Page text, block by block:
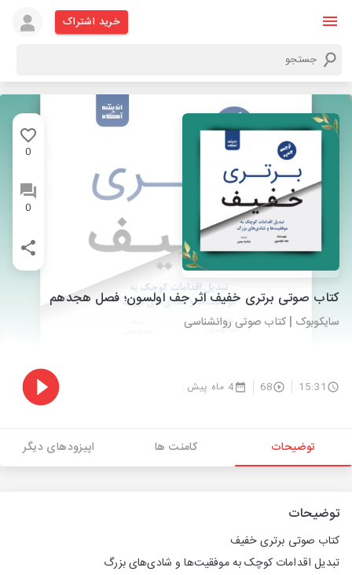
خرید اشتراک
0
0
کتاب صوتی برتری خفیف اثر جف اولسون؛ فصل هجدهم
سایکوبوک | کتاب صوتی روانشناسی
15:31
68 4 ماه پیش
توضیحات کامنت ها اپیزودهای دیگر
توضیحات
کتاب صوتی برتری خفیف
تبدیل اقدامات کوچک به موفقیت‌ها و شادی‌های بزرگ